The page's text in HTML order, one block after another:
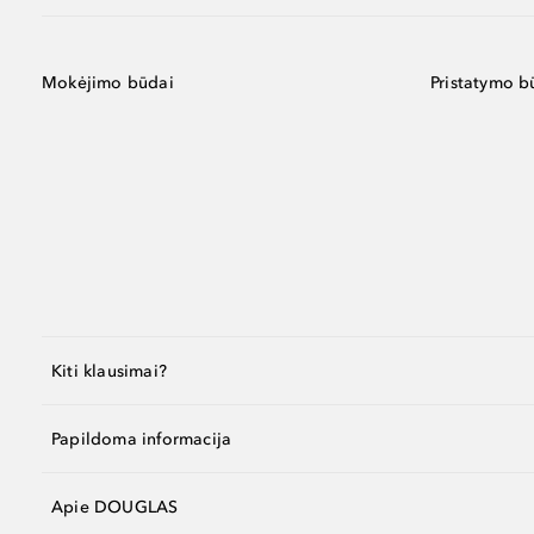
Mokėjimo būdai Pristatymo
Kiti klausimai?
Papildoma informacija
Apie DOUGLAS